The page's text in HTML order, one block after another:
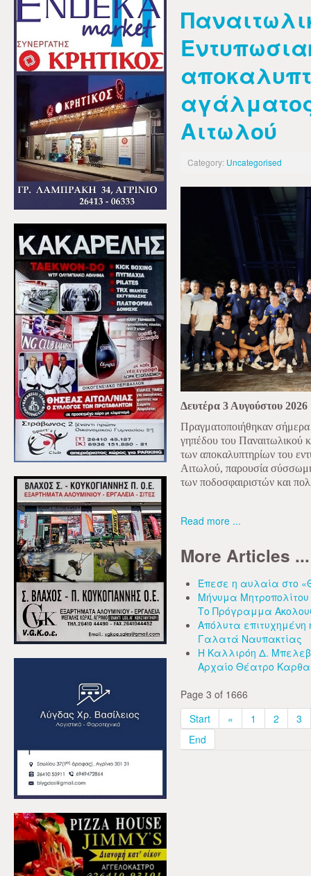
Αιτωλού
Category: Uncategorised
Δευτέρα 3 Αυγούστου 2026
Πραγματοποιήθηκαν σήμερα
γηπέδου του Παναιτωλικού
των αποκαλυπτηρίων του
Αιτωλού, παρουσία
των ποδοσφαιριστών και
Read more ...
More Articles ...
Έπεσε η αυλαία στο
Μήνυμα
Το Πρόγραμμα
Απόλυτα επιτυχημένη
Γαλατά Ναυπακτίας
Η Καλλιρόη Δ.
Αρχαίο Θέατρο
Page 3 of 1666
Start
« 1 2
3
End